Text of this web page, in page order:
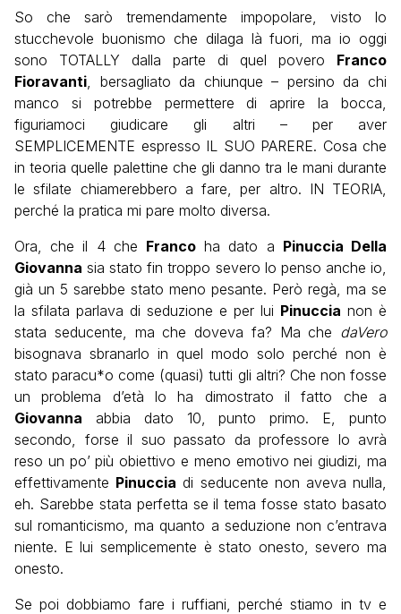
So che sarò tremendamente impopolare, visto lo
stucchevole buonismo che dilaga là fuori, ma io oggi
sono TOTALLY dalla parte di quel povero Franco
Fioravanti , bersagliato da chiunque – persino da chi
manco si potrebbe permettere di aprire la bocca,
figuriamoci giudicare gli altri – per aver
SEMPLICEMENTE espresso IL SUO PARERE. Cosa che
in teoria quelle palettine che gli danno tra le mani durante
le sfilate chiamerebbero a fare, per altro. IN TEORIA,
perché la pratica mi pare molto diversa.
Ora, che il 4 che Franco ha dato a Pinuccia Della
Giovanna sia stato fin troppo severo lo penso anche io,
già un 5 sarebbe stato meno pesante. Però regà, ma se
la sfilata parlava di seduzione e per lui Pinuccia non è
stata seducente, ma che doveva fa? Ma che daVero
bisognava sbranarlo in quel modo solo perché non è
stato paracu*o come (quasi) tutti gli altri? Che non fosse
un problema d’età lo ha dimostrato il fatto che a
Giovanna abbia dato 10, punto primo. E, punto
secondo, forse il suo passato da professore lo avrà
reso un po’ più obiettivo e meno emotivo nei giudizi, ma
effettivamente Pinuccia di seducente non aveva nulla,
eh. Sarebbe stata perfetta se il tema fosse stato basato
sul romanticismo, ma quanto a seduzione non c’entrava
niente. E lui semplicemente è stato onesto, severo ma
onesto.
Se poi dobbiamo fare i ruffiani, perché stiamo in tv e